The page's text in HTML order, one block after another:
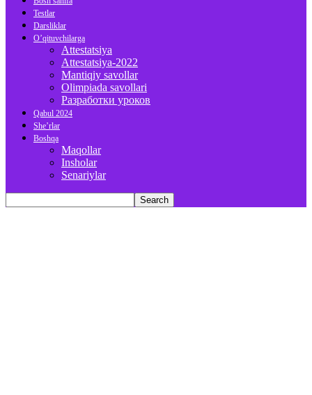
Testlar
Darsliklar
O’qituvchilarga
Attestatsiya
Attestatsiya-2022
Mantiqiy savollar
Olimpiada savollari
Разработки уроков
Qabul 2024
She’rlar
Boshqa
Maqollar
Insholar
Senariylar